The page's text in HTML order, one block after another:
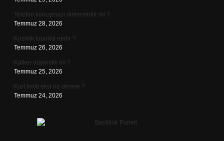
Telefon konuşması dinlenebilir mi ?
Temmuz 28, 2026
Kozmik topoloji nedir ?
Temmuz 26, 2026
Kalker dayanıklı mı ?
Temmuz 25, 2026
Kart limiti eksi ne demek ?
Temmuz 24, 2026